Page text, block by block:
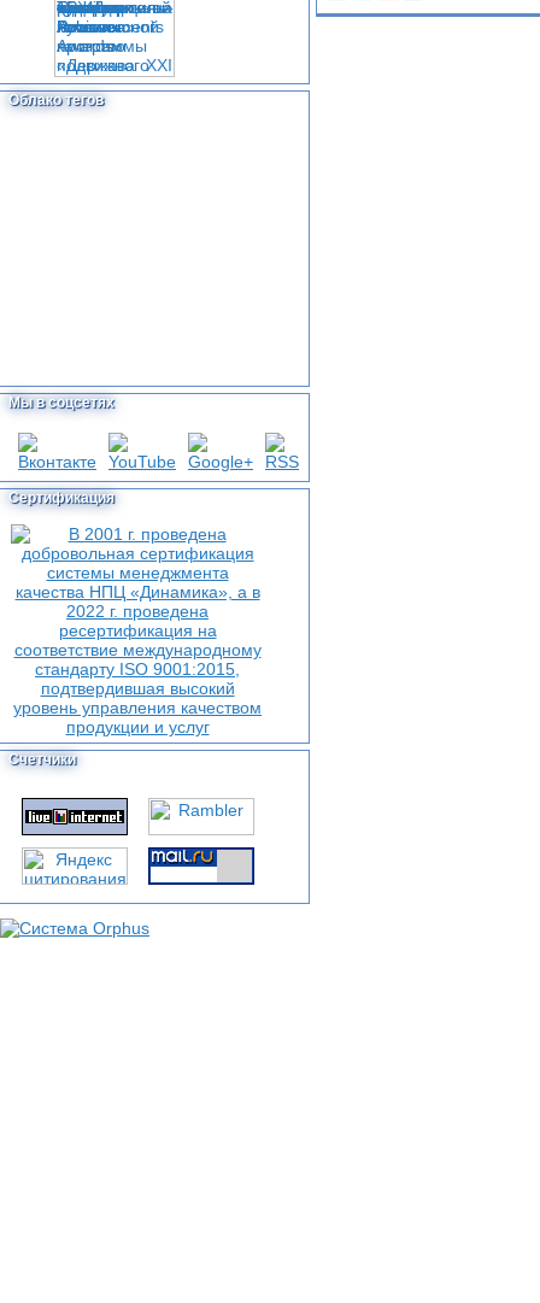
Облако тегов
Мы в соцсетях
Сертификация
Счетчики